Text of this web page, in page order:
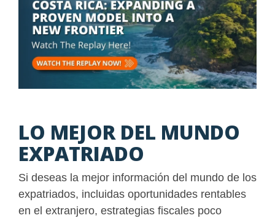
LO MEJOR DEL MUNDO
EXPATRIADO
Si deseas la mejor información del mundo de los
expatriados, incluidas oportunidades rentables
en el extranjero, estrategias fiscales poco